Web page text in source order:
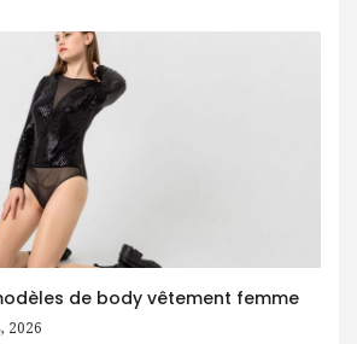
de body vêtement femme
2026